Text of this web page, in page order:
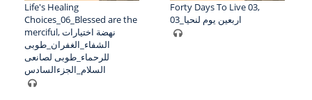
Life's Healing
Choices_06_Blessed are the
merciful, نهضة اختيارات
الشفاء_الغفران_طوبى
للرحماء_طوبى لصانعى
السلام_الجزءالسادس
Forty Days To Live 03,
اربعين يوم لنحيا_03